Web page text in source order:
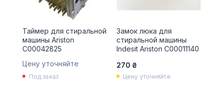
Таймер для стиральной
машины Ariston
С00042825
Цену уточняйте
Под заказ
Замок люка для
стиральной машины
Indesit Ariston C00011140
270 ₴
Цену уточняйте